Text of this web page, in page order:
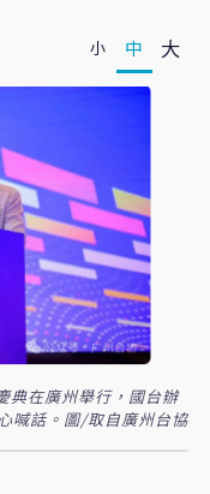
小 中 大
典在廣州舉行，國台辦
喊話。圖/取自廣州台協